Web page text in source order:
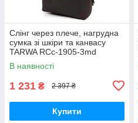
Слінг через плече, нагрудна
сумка зі шкіри та канвасу
TARWA RCc-1905-3md
В наявності
1 231 ₴ 2 397 ₴
Купити